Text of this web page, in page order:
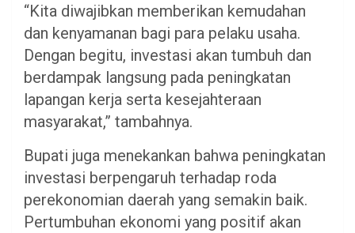
“Kita diwajibkan memberikan kemudahan
dan kenyamanan bagi para pelaku usaha.
Dengan begitu, investasi akan tumbuh dan
berdampak langsung pada peningkatan
lapangan kerja serta kesejahteraan
masyarakat,” tambahnya.
Bupati juga menekankan bahwa peningkatan
investasi berpengaruh terhadap roda
perekonomian daerah yang semakin baik.
Pertumbuhan ekonomi yang positif akan